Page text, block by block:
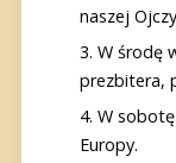
naszej
W środę
prezbitera,
W
Europy.